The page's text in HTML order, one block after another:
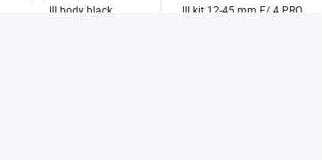
III body black
III kit 12-45 mm F/ 4 PRO